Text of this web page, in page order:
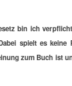
bin ich
spielt es keine
zum Buch ist